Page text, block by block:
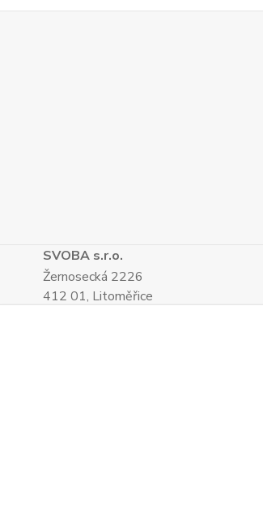
SVOBA s.r.o.
Žernosecká 2226
412 01, Litoměřice